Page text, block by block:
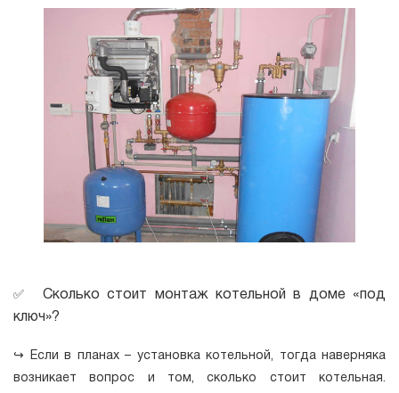
✅ Сколько стоит монтаж котельной в доме «под
ключ»?
↪
Если в планах – установка котельной, тогда наверняка
возникает вопрос и том, сколько стоит котельная.